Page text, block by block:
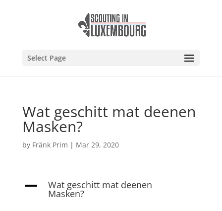
Select Page
Wat geschitt mat deenen
Masken?
by Fränk Prim | Mar 29, 2020
A Wat geschitt mat deenen
Masken?